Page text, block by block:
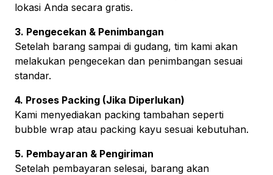
lokasi Anda secara gratis.
3. Pengecekan & Penimbangan
Setelah barang sampai di gudang, tim kami akan
melakukan pengecekan dan penimbangan sesuai
standar.
4. Proses Packing (Jika Diperlukan)
Kami menyediakan packing tambahan seperti
bubble wrap atau packing kayu sesuai kebutuhan.
5. Pembayaran & Pengiriman
Setelah pembayaran selesai, barang akan